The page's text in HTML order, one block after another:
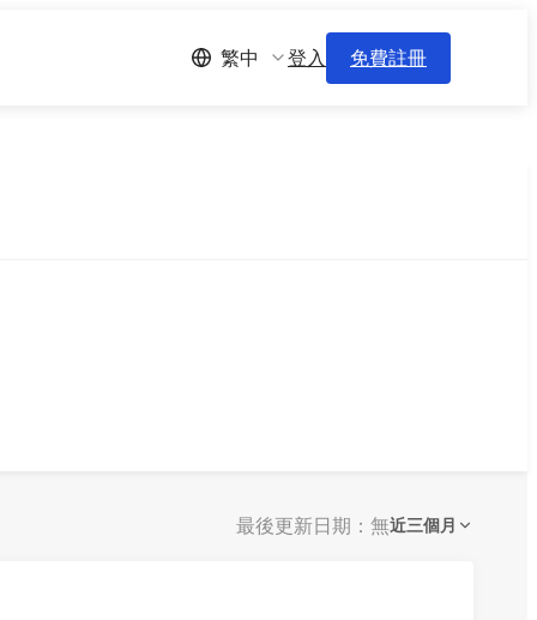
繁中 登入 免費註冊
最後更新日期：無近三個月